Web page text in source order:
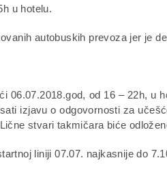
u hotelu.
autobuskih prevoza jer je
06.07.2018.god, od 16 – 22h, u
izjavu o odgovornosti za
stvari takmičara biće
liniji 07.07. najkasnije do